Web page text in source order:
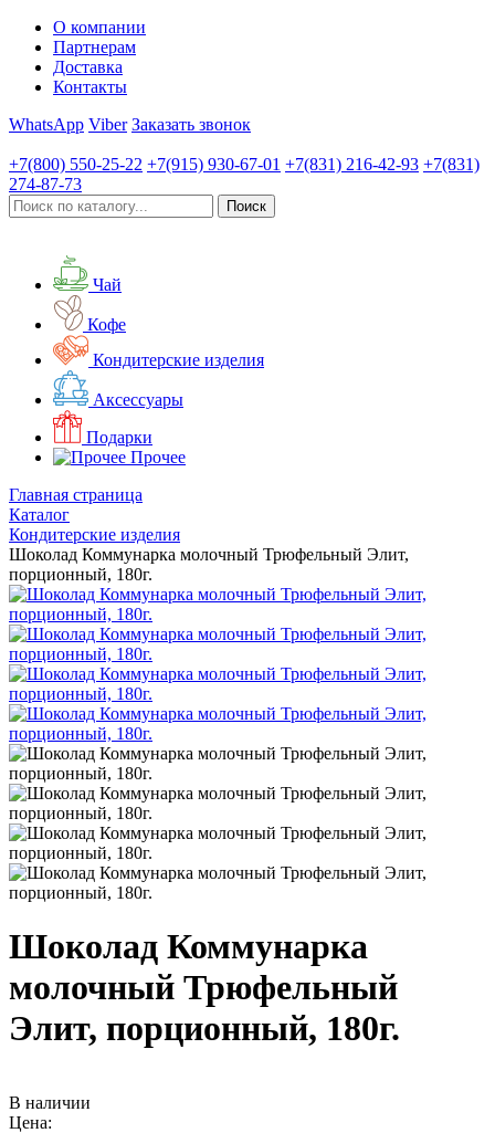
О компании
Партнерам
Доставка
Контакты
WhatsApp Viber Заказать звонок
+7(800) 550-25-22 +7(915) 930-67-01 +7(831) 216-42-93 +7(831)
274-87-73
Чай
Кофе
Кондитерские изделия
Аксессуары
Подарки
Прочее
Главная страница
Каталог
Кондитерские изделия
Шоколад Коммунарка молочный Трюфельный Элит,
порционный, 180г.
Шоколад Коммунарка
молочный Трюфельный
Элит, порционный, 180г.
В наличии
Цена: